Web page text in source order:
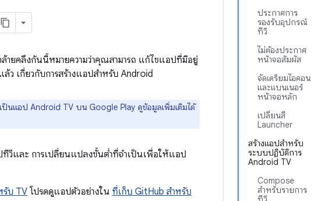
ประกาศการ
รองรับอุปกรณ์
ทีวี
ไม่ต้องประกาศ
หน้าจอสัมผัส
จัดเตรียมไอคอน
และแบนเนอร์
หน้าจอหลัก
เปลี่ยนสี
Launcher
สร้างแอปสำหรับ
ระบบปฏิบัติการ
Android TV
Compose
สำหรับรายการ
ายคลึงกันนี้หมายความว่าคุณสามารถ แก้ไขแอปที่มีอยู่
เกี่ยวกับการสร้างแอปสำหรับ Android
นแอป Android TV บน Google Play ดูข้อมูลเพิ่มเติมได้
วีและ การเปลี่ยนแปลงขั้นต่ำที่จำเป็นเพื่อให้แอป
รับ TV โปรดดูแอปตัวอย่างใน ที่เก็บ GitHub สำหรับ